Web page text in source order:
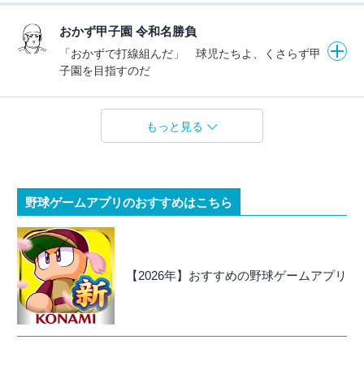
おかず甲子園 令和名勝負
「おかずで打線組んだ」 球児たちよ、くさらず甲
子園を目指すのだ
もっと見る
野球ゲームアプリのおすすめはこちら
【2026年】おすすめの野球ゲームアプリ